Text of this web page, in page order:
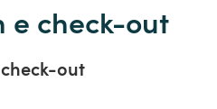
e check-out
out